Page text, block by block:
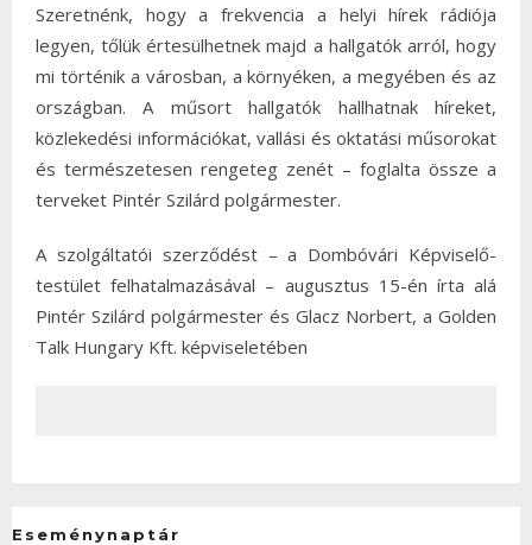
Szeretnénk, hogy a frekvencia a helyi hírek rádiója
legyen, tőlük értesülhetnek majd a hallgatók arról, hogy
mi történik a városban, a környéken, a megyében és az
országban. A műsort hallgatók hallhatnak híreket,
közlekedési információkat, vallási és oktatási műsorokat
és természetesen rengeteg zenét – foglalta össze a
terveket Pintér Szilárd polgármester.
A szolgáltatói szerződést – a Dombóvári Képviselő-
testület felhatalmazásával – augusztus 15-én írta alá
Pintér Szilárd polgármester és Glacz Norbert, a Golden
Talk Hungary Kft. képviseletében
Eseménynaptár